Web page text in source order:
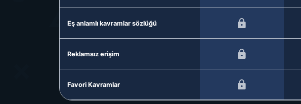
Eş anlamlı kavramlar sözlüğü
Reklamsız erişim
Favori Kavramlar